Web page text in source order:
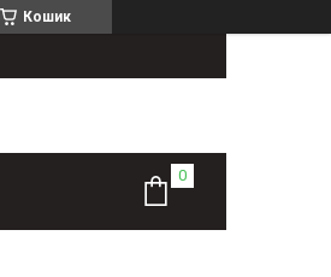
Кошик